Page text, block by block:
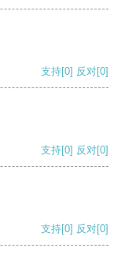
支持[0] 反对[0]
支持[0] 反对[0]
支持[0] 反对[0]